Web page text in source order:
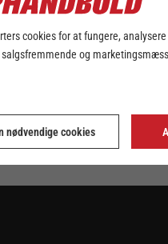
cookies for at fungere,
og
nødvendige cookies